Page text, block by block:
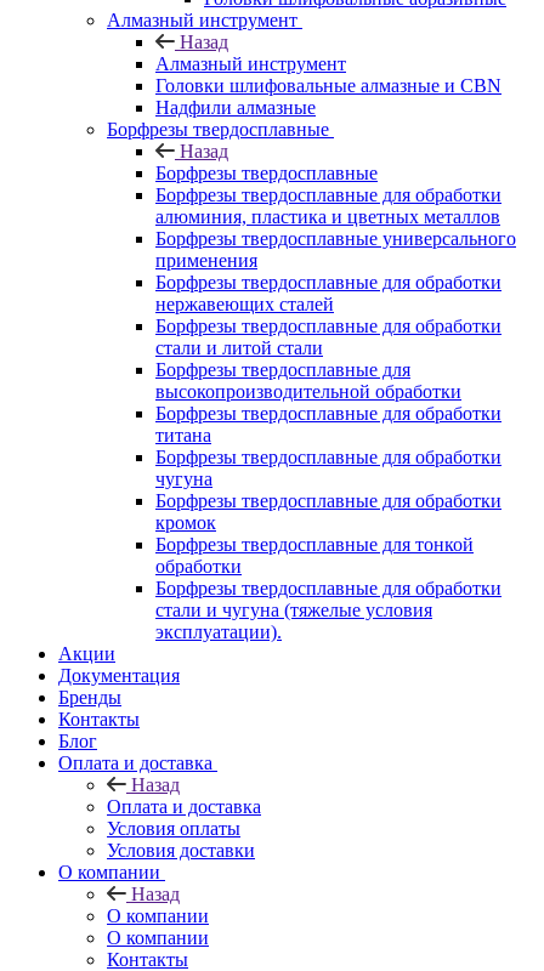
Алмазный инструмент
Назад
Алмазный инструмент
Головки шлифовальные алмазные и CBN
Надфили алмазные
Борфрезы твердосплавные
Назад
Борфрезы твердосплавные
Борфрезы твердосплавные для обработки
алюминия, пластика и цветных металлов
Борфрезы твердосплавные универсального
применения
Борфрезы твердосплавные для обработки
нержавеющих сталей
Борфрезы твердосплавные для обработки
стали и литой стали
Борфрезы твердосплавные для
высокопроизводительной обработки
Борфрезы твердосплавные для обработки
титана
Борфрезы твердосплавные для обработки
чугуна
Борфрезы твердосплавные для обработки
кромок
Борфрезы твердосплавные для тонкой
обработки
Борфрезы твердосплавные для обработки
стали и чугуна (тяжелые условия
эксплуатации).
Акции
Документация
Бренды
Контакты
Блог
Оплата и доставка
Назад
Оплата и доставка
Условия оплаты
Условия доставки
О компании
Назад
О компании
О компании
Контакты